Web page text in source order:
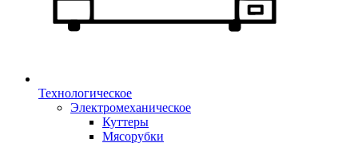
Технологическое
Электромеханическое
Куттеры
Мясорубки